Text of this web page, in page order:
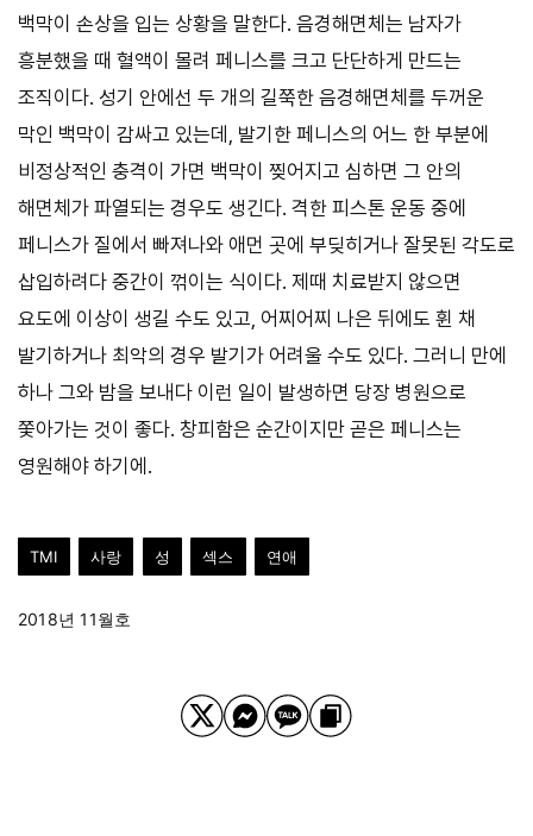
백막이 손상을 입는 상황을 말한다. 음경해면체는 남자가
흥분했을 때 혈액이 몰려 페니스를 크고 단단하게 만드는
조직이다. 성기 안에선 두 개의 길쭉한 음경해면체를 두꺼운
막인 백막이 감싸고 있는데, 발기한 페니스의 어느 한 부분에
비정상적인 충격이 가면 백막이 찢어지고 심하면 그 안의
해면체가 파열되는 경우도 생긴다. 격한 피스톤 운동 중에
페니스가 질에서 빠져나와 애먼 곳에 부딪히거나 잘못된 각도로
삽입하려다 중간이 꺾이는 식이다. 제때 치료받지 않으면
요도에 이상이 생길 수도 있고, 어찌어찌 나은 뒤에도 휜 채
발기하거나 최악의 경우 발기가 어려울 수도 있다. 그러니 만에
하나 그와 밤을 보내다 이런 일이 발생하면 당장 병원으로
쫓아가는 것이 좋다. 창피함은 순간이지만 곧은 페니스는
영원해야 하기에.
TMI 사랑 성 섹스 연애
2018년 11월호